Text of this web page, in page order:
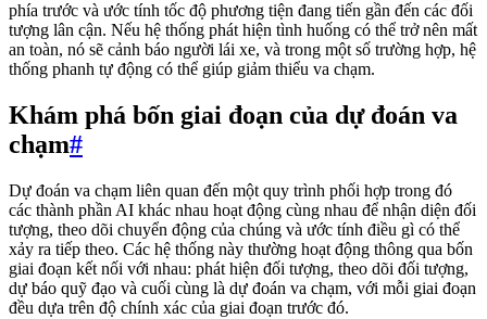
phía trước và ước tính tốc độ phương tiện đang tiến gần đến các đối
tượng lân cận. Nếu hệ thống phát hiện tình huống có thể trở nên mất
an toàn, nó sẽ cảnh báo người lái xe, và trong một số trường hợp, hệ
thống phanh tự động có thể giúp giảm thiểu va chạm.
Khám phá bốn giai đoạn của dự đoán va
chạm#
Dự đoán va chạm liên quan đến một quy trình phối hợp trong đó
các thành phần AI khác nhau hoạt động cùng nhau để nhận diện đối
tượng, theo dõi chuyển động của chúng và ước tính điều gì có thể
xảy ra tiếp theo. Các hệ thống này thường hoạt động thông qua bốn
giai đoạn kết nối với nhau: phát hiện đối tượng, theo dõi đối tượng,
dự báo quỹ đạo và cuối cùng là dự đoán va chạm, với mỗi giai đoạn
đều dựa trên độ chính xác của giai đoạn trước đó.